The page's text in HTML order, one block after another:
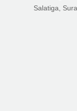
Salatiga,